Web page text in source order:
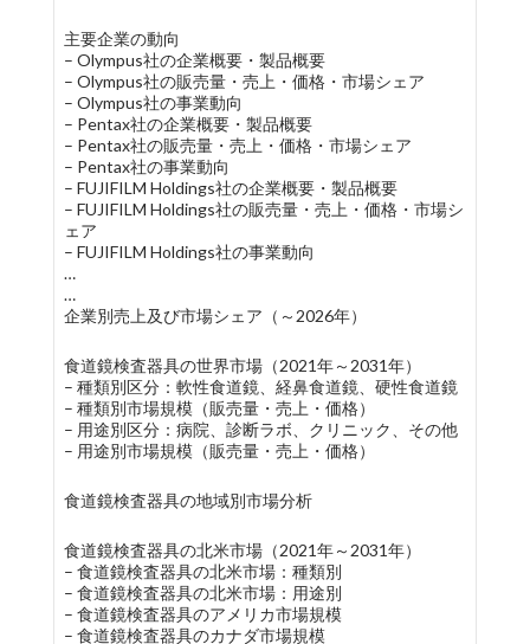
主要企業の動向
– Olympus社の企業概要・製品概要
– Olympus社の販売量・売上・価格・市場シェア
– Olympus社の事業動向
– Pentax社の企業概要・製品概要
– Pentax社の販売量・売上・価格・市場シェア
– Pentax社の事業動向
– FUJIFILM Holdings社の企業概要・製品概要
– FUJIFILM Holdings社の販売量・売上・価格・市場シ
ェア
– FUJIFILM Holdings社の事業動向
…
…
企業別売上及び市場シェア（～2026年）
食道鏡検査器具の世界市場（2021年～2031年）
– 種類別区分：軟性食道鏡、経鼻食道鏡、硬性食道鏡
– 種類別市場規模（販売量・売上・価格）
– 用途別区分：病院、診断ラボ、クリニック、その他
– 用途別市場規模（販売量・売上・価格）
食道鏡検査器具の地域別市場分析
食道鏡検査器具の北米市場（2021年～2031年）
– 食道鏡検査器具の北米市場：種類別
– 食道鏡検査器具の北米市場：用途別
– 食道鏡検査器具のアメリカ市場規模
– 食道鏡検査器具のカナダ市場規模